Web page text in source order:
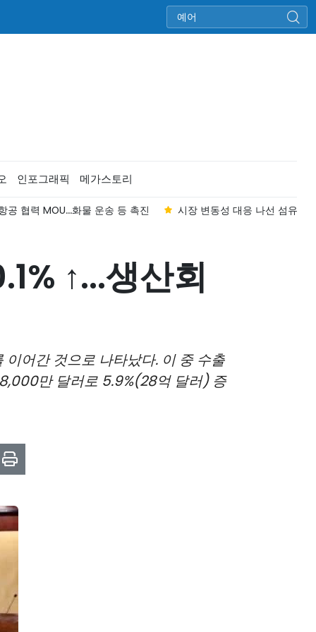
인포그래픽 메가스토리
공 협력 MOU...화물 운송 등 촉진 시장 변동성 대응 나선 섬유·의
↑...생산회
어간 것으로 나타났다. 이 중 수출
만 달러로 5.9%(28억 달러) 증